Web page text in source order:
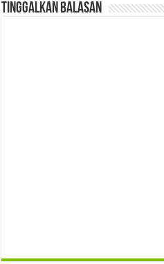
Tinggalkan Balasan